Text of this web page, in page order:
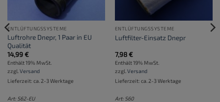
ENTLÜFTUNGSSYSTEME
Luftrohre Dnepr, 1 Paar in EU
Qualität
14,99€
Enthält 19% MwSt.
zzgl. Versand
Lieferzeit: ca. 2-3 Werktage
Art: S62-EU
ENTLÜFTUNGSSYSTEME
Luftfilter-Einsatz Dnepr
7,98€
Enthält 19% MwSt.
zzgl. Versand
Lieferzeit: ca. 2-3 Werktage
Art: S60